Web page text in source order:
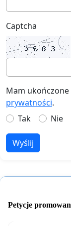
Captcha
Mam
prywatności.
Tak
Nie
Wyślij
Petycje